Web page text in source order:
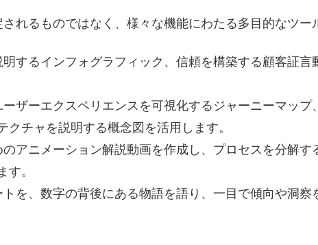
れるものではなく、様々な機能にわたる多目的なツー
するインフォグラフィック、信頼を構築する顧客証
ーザーエクスペリエンスを可視化するジャーニーマッ
チャを説明する概念図を活用します。
アニメーション解説動画を作成し、プロセスを分解
。
を、数字の背後にある物語を語り、一目で傾向や洞